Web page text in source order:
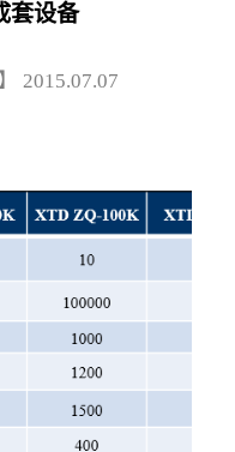
套设备
2015.07.07